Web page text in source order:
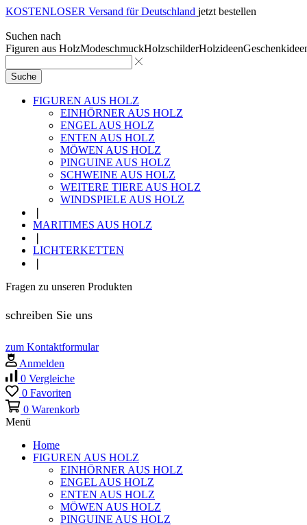
KOSTENLOSER Versand für Deutschland jetzt bestellen
Suchen nach
Figuren aus HolzModeschmuckHolzschilderHolzideen
Suche
FIGUREN AUS HOLZ
EINHÖRNER AUS HOLZ
ENGEL AUS HOLZ
ENTEN AUS HOLZ
MÖWEN AUS HOLZ
PINGUINE AUS HOLZ
SCHWEINE AUS HOLZ
WEITERE TIERE AUS HOLZ
WINDSPIELE AUS HOLZ
MARITIMES AUS HOLZ
LICHTERKETTEN
Fragen zu unseren Produkten
schreiben Sie uns
zum Kontaktformular
Anmelden
0 Vergleiche
0 Favoriten
0 Warenkorb
Menü
Home
FIGUREN AUS HOLZ
EINHÖRNER AUS HOLZ
ENGEL AUS HOLZ
ENTEN AUS HOLZ
MÖWEN AUS HOLZ
PINGUINE AUS HOLZ